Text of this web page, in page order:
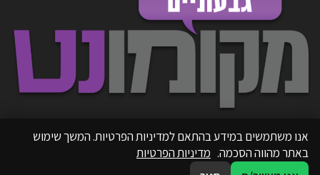
אנו משתמשים במידע בהתאם למדיניות הפרטיות. המשך שימוש
באתר מהווה הסכמה. מדיניות הפרטיות